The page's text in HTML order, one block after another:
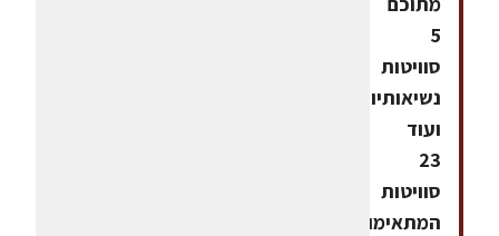
5
סוויטות
נשיאותיות
ועוד
23
סוויטות
המתאימות